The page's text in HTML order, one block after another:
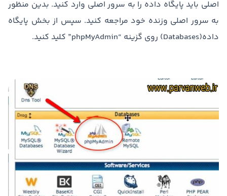
اصلی باید پایگاه داده را به سرور اصلی وارد کنید. بدین منظور
به سرور اصلی وزنده خود مراجعه کنید. سپس از بخش پایگاه
داده(Databases) روی گزینه “phpMyAdmin” کلید کنید.